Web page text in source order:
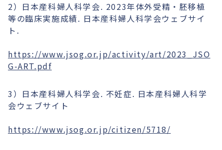
2）日本産科婦人科学会. 2023年体外受精・胚移植
等の臨床実施成績. 日本産科婦人科学会ウェブサイ
ト.
https://www.jsog.or.jp/activity/art/2023_JSO
G-ART.pdf
3）日本産科婦人科学会. 不妊症. 日本産科婦人科学
会ウェブサイト
https://www.jsog.or.jp/citizen/5718/